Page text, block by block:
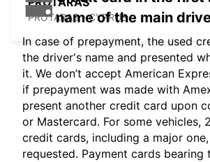
PROTARAS - CYPRUS
name of the main
In case of prepayment, the used
the driver's name and presented
it. We don’t accept American
if prepayment was made with
present another credit card upon
or Mastercard. For some vehicles,
credit cards, including a major
requested. Payment cards bearing